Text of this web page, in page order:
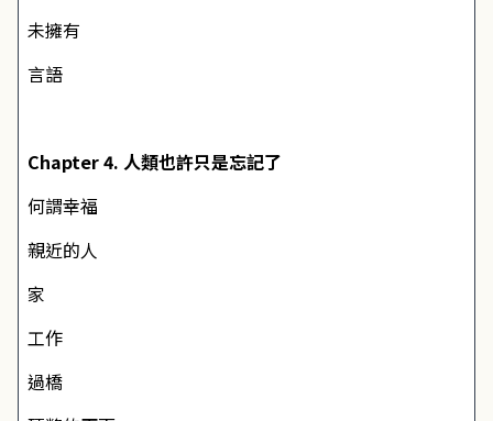
未擁有
言語
Chapter 4. 人類也許只是忘記了
何謂幸福
親近的人
家
工作
過橋